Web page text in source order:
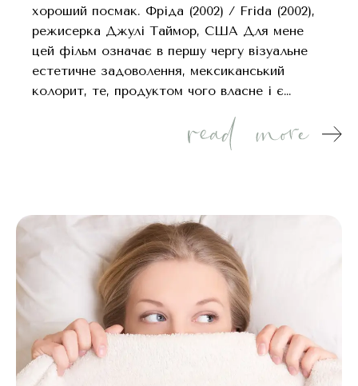
хороший посмак. Фріда (2002) / Frida (2002),
режисерка Джулі Таймор, CША Для мене
цей фільм означає в першу чергу візуальне
естетичне задоволення, мексиканський
колорит, те, продуктом чого власне і є…